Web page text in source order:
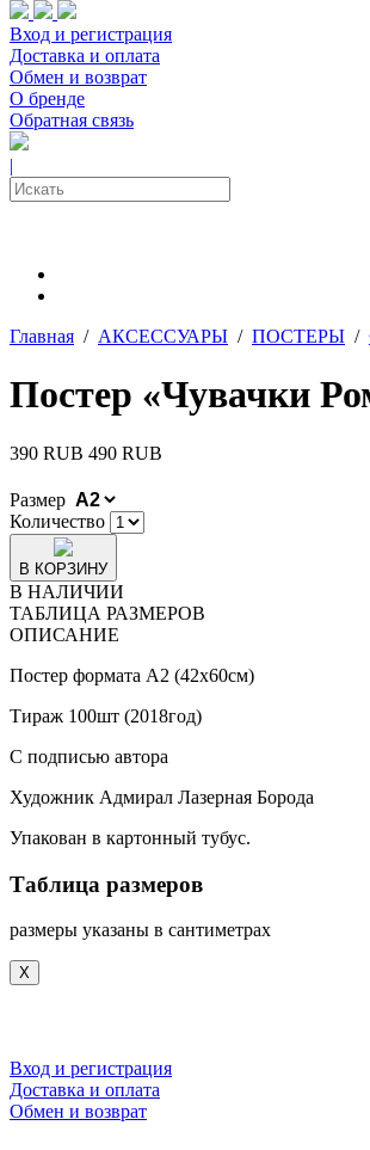
Вход и регистрация
Доставка и оплата
Обмен и возврат
О бренде
Обратная связь
|
Главная / АКСЕССУАРЫ / ПОСТЕРЫ /
Постер «Чувачки
390 RUB 490 RUB
Размер
Количество
В КОРЗИНУ
В НАЛИЧИИ
ТАБЛИЦА РАЗМЕРОВ
ОПИСАНИЕ
Постер формата А2 (42х60см)
Тираж 100шт (2018год)
С подписью автора
Художник Адмирал Лазерная Борода
Упакован в картонный тубус.
Таблица размеров
размеры указаны в сантиметрах
X
Вход и регистрация
Доставка и оплата
Обмен и возврат